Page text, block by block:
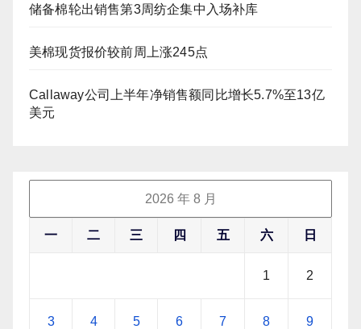
储备棉轮出销售第3周纺企集中入场补库
美棉现货报价较前周上涨245点
Callaway公司上半年净销售额同比增长5.7%至13亿
美元
2026 年 8 月
一 二 三 四 五 六 日
1 2
3 4 5 6 7 8 9